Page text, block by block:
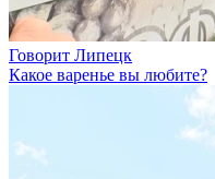
Говорит Липецк
Какое варенье вы любите?